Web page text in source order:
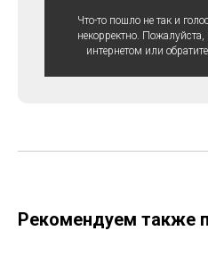
Что-то пошло не так и
некорректно. Пожалуйста,
интернетом или
Рекомендуем также